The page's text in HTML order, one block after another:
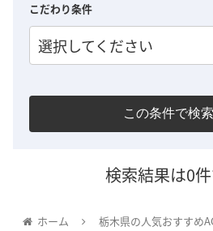
こだわり条件
選択してください
この条件で検
検索結果は0件
ホーム
栃木県の人気おすすめ